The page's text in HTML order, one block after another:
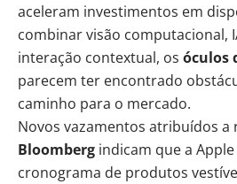
aceleram investimentos em
combinar visão computacional,
interação contextual, os óculos
parecem ter encontrado
caminho para o mercado.
Novos vazamentos atribuídos a
Bloomberg indicam que a
cronograma de produtos